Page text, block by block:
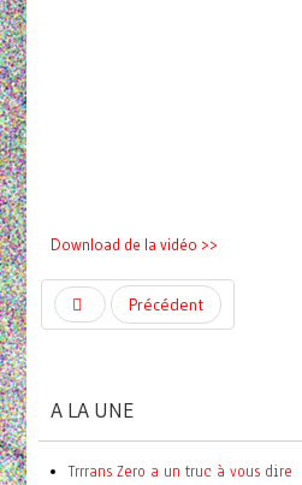
Download de la vidéo >>
Précédent
A LA UNE
Trrrans Zero a un truc à vous dire